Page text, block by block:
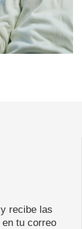
recibe las
tu correo